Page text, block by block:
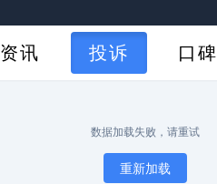
资讯 投诉 口碑
数据加载失败，请重试
重新加载